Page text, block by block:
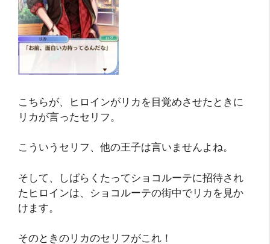
こちらが、ヒロインがリカを目覚めさせたときに
リカが言ったセリフ。
こういうセリフ、他の王子は言いませんよね。
そして、しばらくたってショコルーテに招待され
たヒロインは、ショコルーテの街中でリカを見か
けます。
そのときのリカのセリフがこれ！